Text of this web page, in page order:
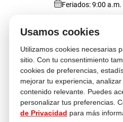
Usamos cookies
Utilizamos cookies necesarias
sitio. Con tu consentimiento
cookies de preferencias,
mejorar tu experiencia,
contenido relevante. Puedes
personalizar tus preferencias.
de Privacidad para más
Feriados: 9:00 a.m.
Atención al cliente
Descubre más